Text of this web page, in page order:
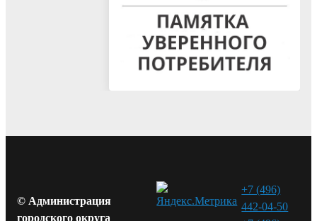
© Администрация
городского округа
+7 (496)
442-04-50